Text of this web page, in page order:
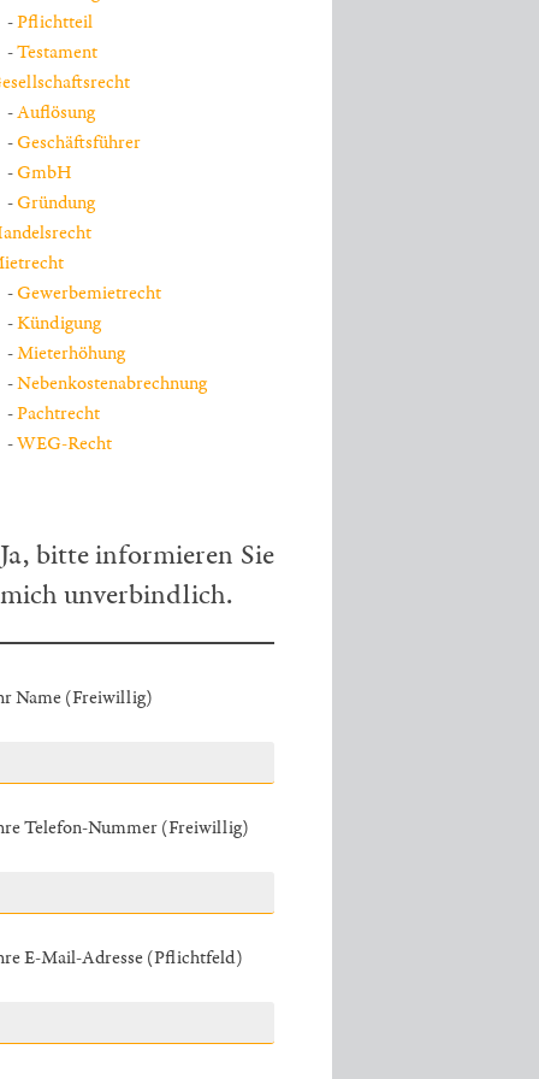
Pflichtteil
Testament
Auflösung
Geschäftsführer
GmbH
Gründung
Gewerbemietrecht
Kündigung
Mieterhöhung
Nebenkostenabrechnung
Pachtrecht
WEG-Recht
Ja, bitte informieren Sie
mich unverbindlich.
Name (Freiwillig)
Telefon-Nummer (Freiwillig)
E-Mail-Adresse (Pflichtfeld)